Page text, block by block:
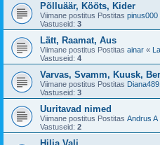
Põlluäär, Kööts, Kider
Viimane postitus Postitas pinus000
Vastuseid: 3
Lätt, Raamat, Aus
Viimane postitus Postitas ainar «
Vastuseid: 4
Varvas, Svamm, Kuusk,
Viimane postitus Postitas
Vastuseid: 3
Uuritavad nimed
Viimane postitus Postitas Andrus A
Vastuseid: 2